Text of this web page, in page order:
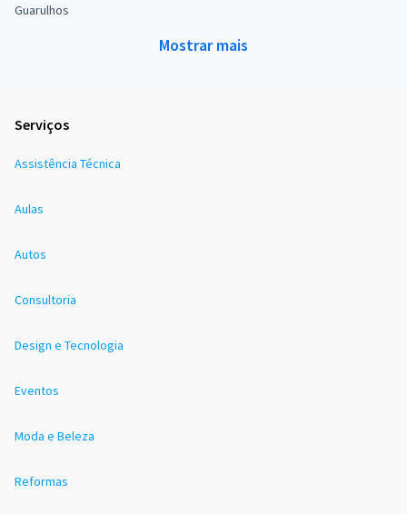
Guarulhos
Mostrar mais
Serviços
Assistência Técnica
Aulas
Autos
Consultoria
Design e Tecnologia
Eventos
Moda e Beleza
Reformas